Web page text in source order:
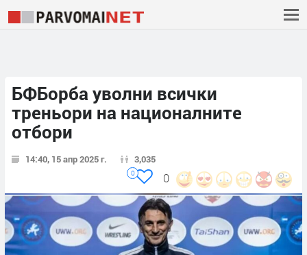
БФБорба уволни всички
треньори на националните
отбори
14:40, 15 апр 2025 г. 3,035
0
0